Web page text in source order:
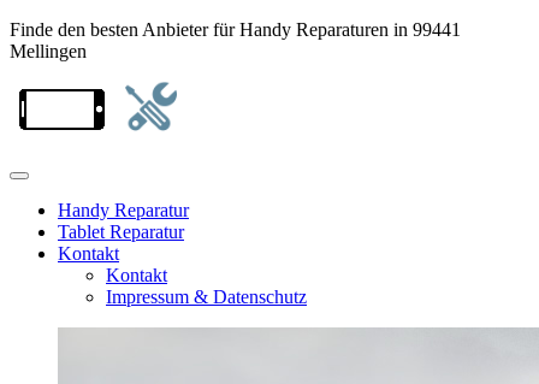
Finde den besten Anbieter für Handy Reparaturen in 99441
Mellingen
Handy Reparatur
Tablet Reparatur
Kontakt
Kontakt
Impressum & Datenschutz